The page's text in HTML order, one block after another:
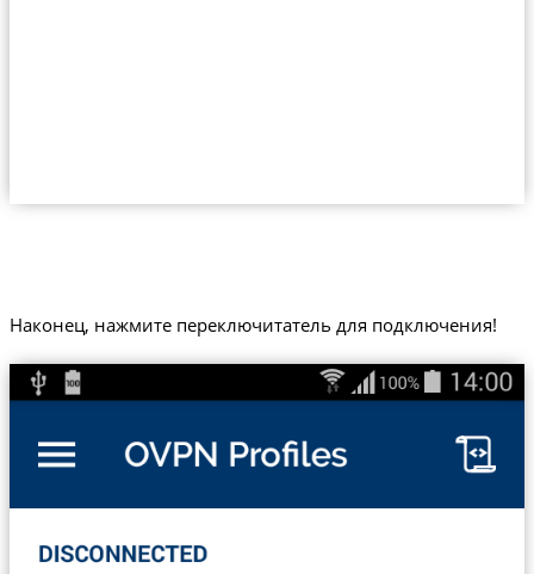
Наконец, нажмите переключитатель для подключения!